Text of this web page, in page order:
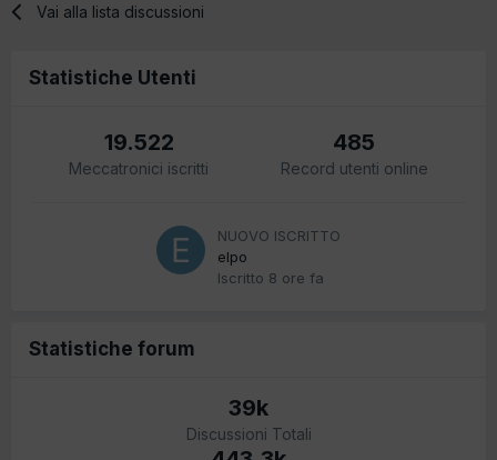
Vai alla lista discussioni
Statistiche Utenti
19.522
Meccatronici iscritti
485
Record utenti online
NUOVO ISCRITTO
elpo
Iscritto 8 ore fa
Statistiche forum
39k
Discussioni Totali